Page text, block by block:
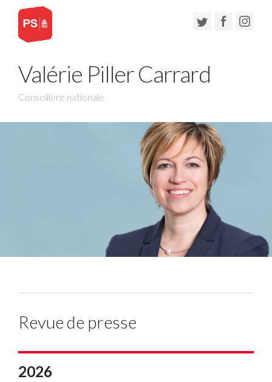
Valérie Piller Carrard
Conseillère nationale
Revue de presse
2026